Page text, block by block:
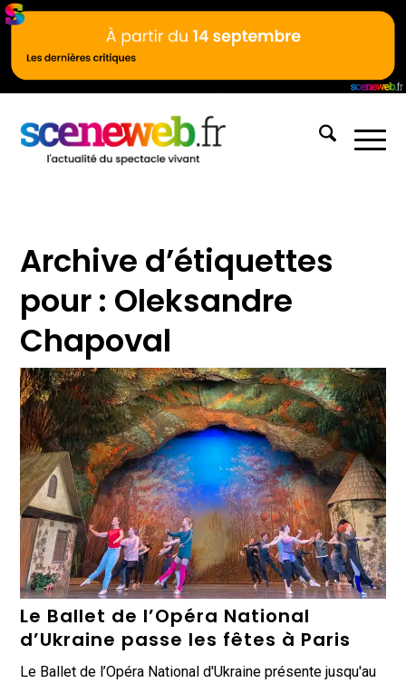
Archive d’étiquettes
pour : Oleksandre
Chapoval
Le Ballet de l’Opéra National
d’Ukraine passe les fêtes à Paris
Le Ballet de l’Opéra National d'Ukraine présente jusqu'au